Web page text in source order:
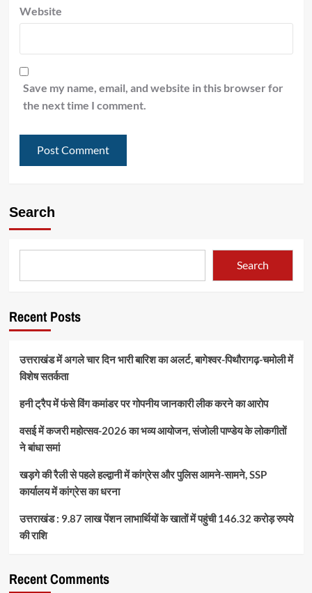
Website
Save my name, email, and website in this browser for
the next time I comment.
Search
Search
Recent Posts
उत्तराखंड में अगले चार दिन भारी बारिश का अलर्ट, बागेश्वर-पिथौरागढ़-चमोली में
विशेष सतर्कता
हनी ट्रैप में फंसे विंग कमांडर पर गोपनीय जानकारी लीक करने का आरोप
वसई में कजरी महोत्सव-2026 का भव्य आयोजन, संजोली पाण्डेय के लोकगीतों
ने बांधा समां
खड़गे की रैली से पहले हल्द्वानी में कांग्रेस और पुलिस आमने-सामने, SSP
कार्यालय में कांग्रेस का धरना
उत्तराखंड : 9.87 लाख पेंशन लाभार्थियों के खातों में पहुंची 146.32 करोड़ रुपये
की राशि
Recent Comments